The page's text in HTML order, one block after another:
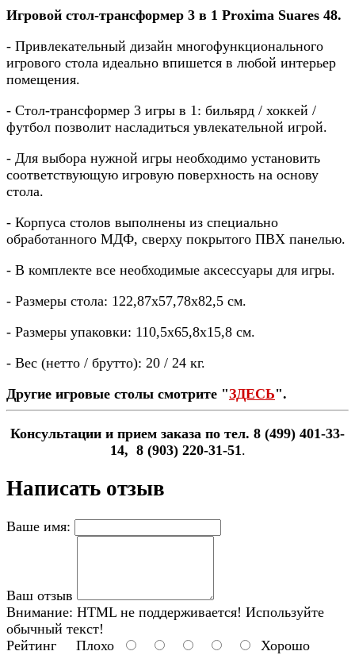
Игровой стол-трансформер 3 в 1 Proxima Suares 48.
- Привлекательный дизайн многофункционального
игрового стола идеально впишется в любой интерьер
помещения.
- Стол-трансформер 3 игры в 1: бильярд / хоккей /
футбол позволит насладиться увлекательной игрой.
- Для выбора нужной игры необходимо установить
соответствующую игровую поверхность на основу
стола.
- Корпуса столов выполнены из специально
обработанного МДФ, сверху покрытого ПВХ панелью.
- В комплекте все необходимые аксессуары для игры.
- Размеры стола: 122,87x57,78x82,5 см.
- Размеры упаковки: 110,5x65,8x15,8 см.
- Вес (нетто / брутто): 20 / 24 кг.
Другие игровые столы смотрите "ЗДЕСЬ".
Консультации и прием заказа по тел. 8 (499) 401-33-
14, 8 (903) 220-31-51 .
Написать отзыв
Ваше имя:
Ваш отзыв
Внимание: HTML не поддерживается! Используйте
обычный текст!
Рейтинг Плохо Хорошо